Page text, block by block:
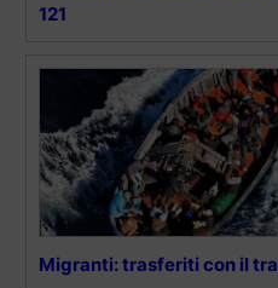
121
Migranti: trasferiti con il